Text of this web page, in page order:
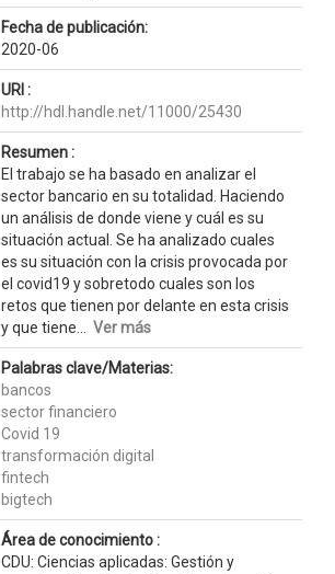
Fecha de publicación:
2020-06
URI :
http://hdl.handle.net/11000/25430
Resumen :
El trabajo se ha basado en analizar el
sector bancario en su totalidad. Haciendo
un análisis de donde viene y cuál es su
situación actual. Se ha analizado cuales
es su situación con la crisis provocada por
el covid19 y sobretodo cuales son los
retos que tienen por delante en esta crisis
y que tiene... Ver más
Palabras clave/Materias:
bancos
sector financiero
Covid 19
transformación digital
fintech
bigtech
Área de conocimiento :
CDU: Ciencias aplicadas: Gestión y